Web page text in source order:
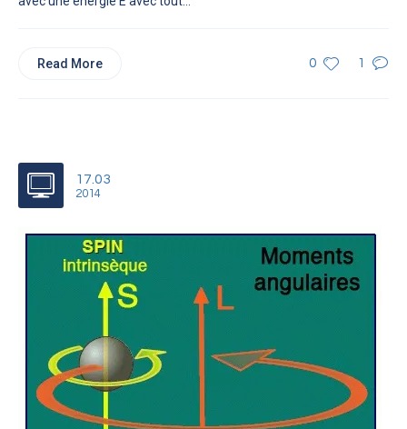
0 1
Read More
17.03
2014